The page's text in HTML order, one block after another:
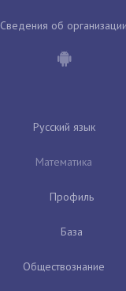
Сведения об организации
Русский язык
Математика
Профиль
База
Обществознание